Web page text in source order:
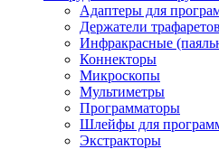
Адаптеры для
Держатели трафаретов
Инфракрасные
Коннекторы
Микроскопы
Мультиметры
Программаторы
Шлейфы для
Экстракторы